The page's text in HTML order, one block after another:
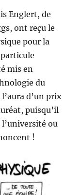
Englert, de
ont reçu le
pour la
mis en
du
d’un prix
puisqu’il
ou
!